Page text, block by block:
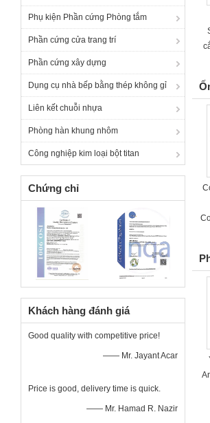
Phụ kiện Phần cứng Phòng tắm
Phần cứng cửa trang trí
Phần cứng xây dựng
Dụng cụ nhà bếp bằng thép không gỉ
Liên kết chuỗi nhựa
Phòng hàn khung nhôm
Công nghiệp kim loại bột titan
Chứng chỉ
Khách hàng đánh giá
Good quality with competitive price!
—— Mr. Jayant Acar
Price is good, delivery time is quick.
—— Mr. Hamad R. Nazir